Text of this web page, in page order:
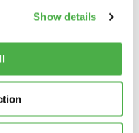
Show details
maaliskuun
kaikille, joten
mieltä uuteen